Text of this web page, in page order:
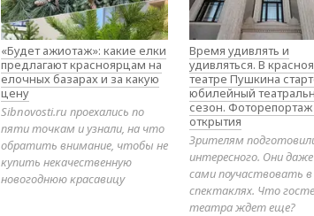
«Будет ажиотаж»: какие елки
предлагают красноярцам на
елочных базарах и за какую
цену
Sibnovosti.ru проехались по
пяти точкам и узнали, на что
обратить внимание, чтобы не
купить некачественную
новогоднюю красавицу
Время удивлять и
удивляться. В
театре Пушкина
юбилейный
сезон. Фоторепортаж
открытия
Зрителям
интересного. Они
сами поучаствовать в
спектаклях. Что
театра ждет еще?